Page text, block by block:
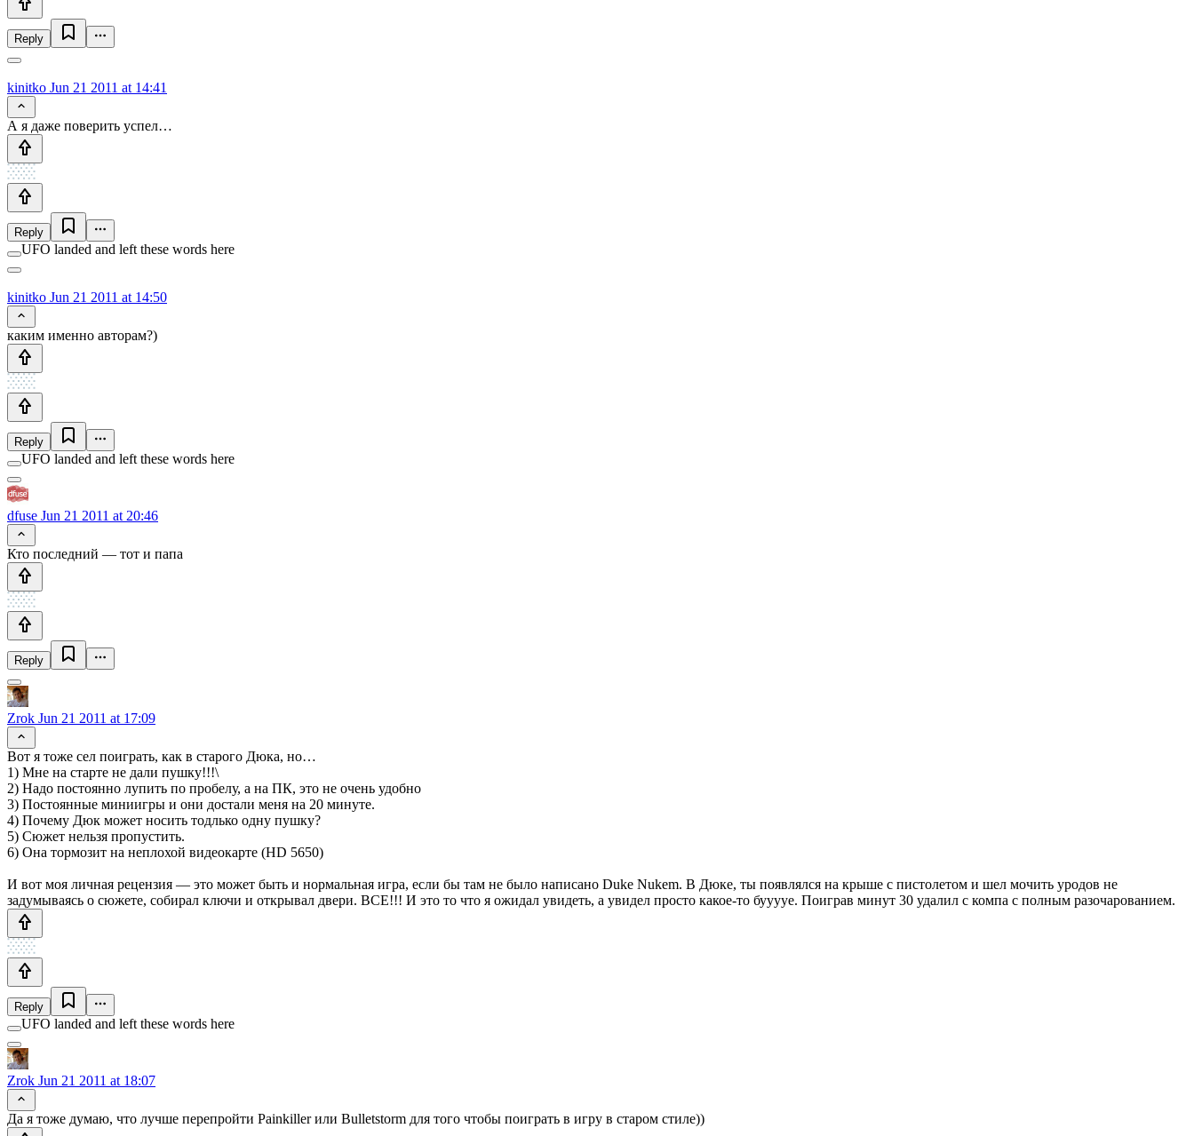
Reply
kinitko Jun 21 2011 at 14:41
А я даже поверить успел…
Reply
UFO landed and left these words here
kinitko Jun 21 2011 at 14:50
каким именно авторам?)
Reply
UFO landed and left these words here
dfuse Jun 21 2011 at 20:46
Кто последний — тот и папа
Reply
Zrok Jun 21 2011 at 17:09
Вот я тоже сел поиграть, как в старого Дюка, но…
1) Мне на старте не дали пушку!!!\
2) Надо постоянно лупить по пробелу, а на ПК, это не очень удобно
3) Постоянные миниигры и они достали меня на 20 минуте.
4) Почему Дюк может носить тодлько одну пушку?
5) Сюжет нельзя пропустить.
6) Она тормозит на неплохой видеокарте (HD 5650)
И вот моя личная рецензия — это может быть и нормальная игра, если бы там не было написано Duke Nukem. В Дюке, ты появлялся на крыше с пистолетом и шел мочить уродов не
задумываясь о сюжете, собирал ключи и открывал двери. ВСЕ!!! И это то что я ожидал увидеть, а увидел просто какое-то бууууе. Поиграв минут 30 удалил с компа с полным разочарованием.
Reply
UFO landed and left these words here
Zrok Jun 21 2011 at 18:07
Да я тоже думаю, что лучше перепройти Painkiller или Bulletstorm для того чтобы поиграть в игру в старом стиле))